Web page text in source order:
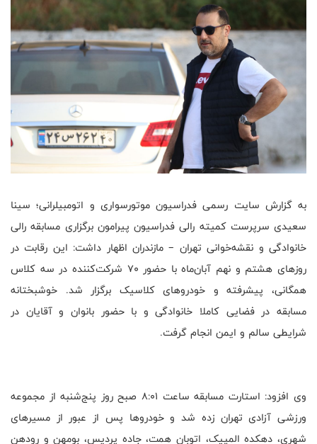
به گزارش سایت رسمی فدراسیون موتورسواری و اتومبیلرانی؛ سینا
سعیدی سرپرست کمیته رالی فدراسیون پیرامون برگزاری مسابقه رالی
خانوادگی و نقشه‌خوانی تهران – مازندران اظهار داشت: این رقابت در
روزهای هشتم و نهم آبان‌ماه با حضور ۷۰ شرکت‌کننده در سه کلاس
همگانی، پیشرفته و خودروهای کلاسیک برگزار شد. خوشبختانه
مسابقه در فضایی کاملا خانوادگی و با حضور بانوان و آقایان در
شرایطی سالم و ایمن انجام گرفت.
وی افزود: استارت مسابقه ساعت ۸:۰۱ صبح روز پنج‌شنبه از مجموعه
ورزشی آزادی تهران زده شد و خودروها پس از عبور از مسیرهای
شهری، دهکده المپیک، اتوبان همت، جاده پردیس، بومهن و رودهن